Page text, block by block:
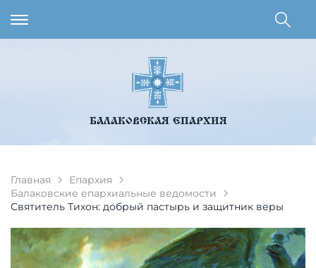
БАЛАКОВСКАЯ ЕПАРХИЯ
Главная
Епархия
Балаковские епархиальные ведомости
Святитель Тихон: добрый пастырь и защитник веры